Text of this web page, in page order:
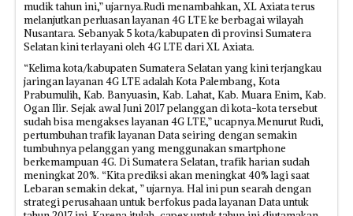
mudik tahun ini,” ujarnya.Rudi menambahkan, XL Axiata terus
melanjutkan perluasan layanan 4G LTE ke berbagai wilayah
Nusantara. Sebanyak 5 kota/kabupaten di provinsi Sumatera
Selatan kini terlayani oleh 4G LTE dari XL Axiata.
“Kelima kota/kabupaten Sumatera Selatan yang kini terjangkau
jaringan layanan 4G LTE adalah Kota Palembang, Kota
Prabumulih, Kab. Banyuasin, Kab. Lahat, Kab. Muara Enim, Kab.
Ogan Ilir. Sejak awal Juni 2017 pelanggan di kota-kota tersebut
sudah bisa mengakses layanan 4G LTE,” ucapnya.Menurut Rudi,
pertumbuhan trafik layanan Data seiring dengan semakin
tumbuhnya pelanggan yang menggunakan smartphone
berkemampuan 4G. Di Sumatera Selatan, trafik harian sudah
meningkat 20%. “Kita prediksi akan meningkat 40% lagi saat
Lebaran semakin dekat, ” ujarnya. Hal ini pun searah dengan
strategi perusahaan untuk berfokus pada layanan Data untuk